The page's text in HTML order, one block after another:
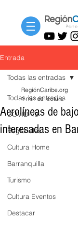
Entrada
Todas las entradas
COVID-19
Regionales
Cultura Home
Barranquilla
Turismo
Cultura Eventos
Destacar
Todas las entradas
Aerolíneas de
interesadas en
RegiónCaribe.org
1 min de lectura